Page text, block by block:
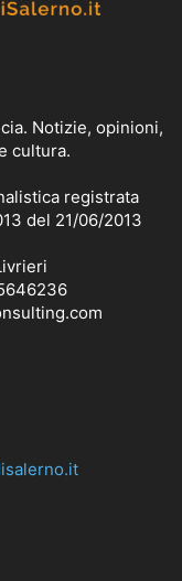
Notizie, opinioni,
cultura.
registrata
del 21/06/2013